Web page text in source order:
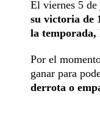
El viernes 5
su victoria de
la temporada,
Por el
ganar para
derrota o